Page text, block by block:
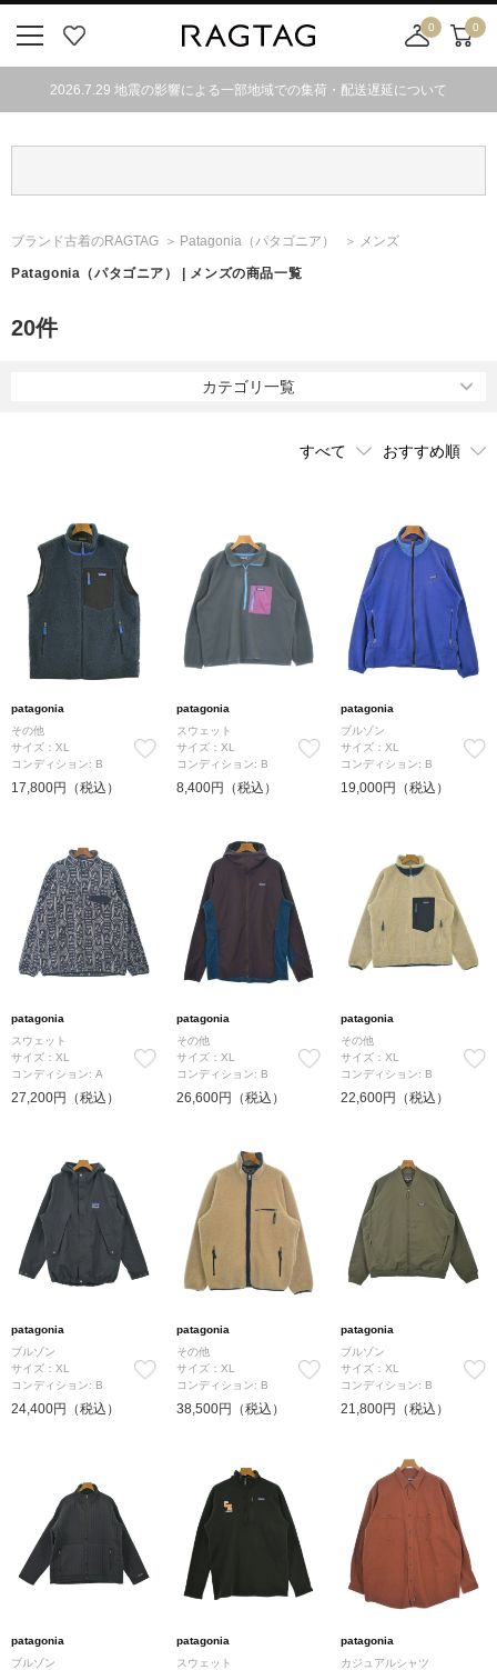
気
0
舗
カ
0
2026.7.29 地震の影響による一部地域での集荷・配送遅延について
ブランド古着のRAGTAG Patagonia （パタゴニア） メンズ
Patagonia （パタゴニア） | メンズの商品一覧
20件
カテゴリ一覧
patagonia
その他
サイズ：XL
コンディション: B
17,800円（税込）
patagonia
スウェット
サイズ：XL
コンディション: B
8,400円（税込）
patagonia
ブルゾン
サイズ：XL
コンディション: B
19,000円（税込）
patagonia
スウェット
サイズ：XL
コンディション: A
27,200円（税込）
patagonia
その他
サイズ：XL
コンディション: B
26,600円（税込）
patagonia
その他
サイズ：XL
コンディション: B
22,600円（税込）
patagonia
ブルゾン
サイズ：XL
コンディション: B
24,400円（税込）
patagonia
その他
サイズ：XL
コンディション: B
38,500円（税込）
patagonia
ブルゾン
サイズ：XL
コンディション: B
21,800円（税込）
patagonia
ブルゾン
patagonia
スウェット
patagonia
カジュアルシャツ